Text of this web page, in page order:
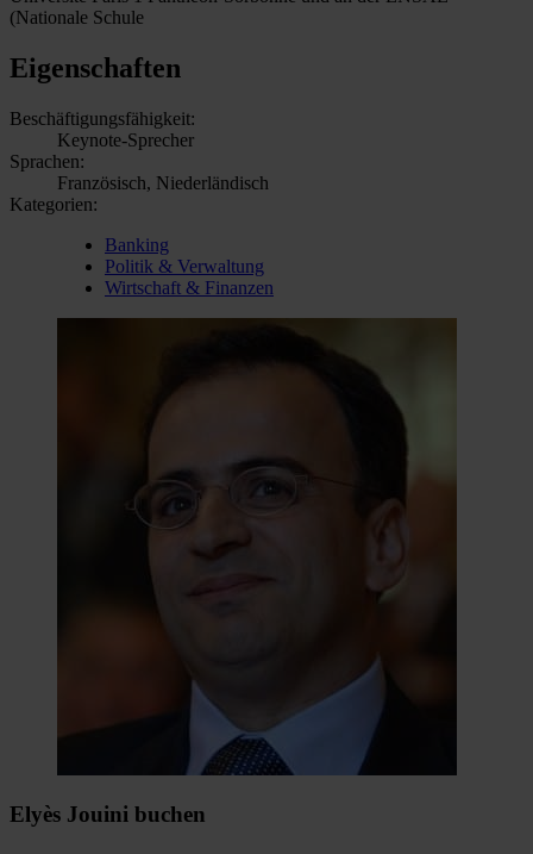
(Nationale Schule
Eigenschaften
Beschäftigungsfähigkeit:
Keynote-Sprecher
Sprachen:
Französisch, Niederländisch
Kategorien:
Banking
Politik & Verwaltung
Wirtschaft & Finanzen
Elyès Jouini buchen